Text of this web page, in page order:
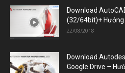
Download
(32/64bit)+
22/08/2018
Download
Google Drive –